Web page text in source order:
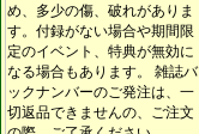
め、多少の傷、破れがありま
す。付録がない場合や期間限
定のイベント、特典が無効に
なる場合もあります。 雑誌バ
ックナンバーのご発注は、一
切返品できませんの、ご注文